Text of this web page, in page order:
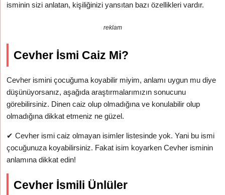
isminin sizi anlatan, kişiliğinizi yansıtan bazı özellikleri vardır.
reklam
Cevher İsmi Caiz Mi?
Cevher ismini çocuğuma koyabilir miyim, anlamı uygun mu diye
düşünüyorsanız, aşağıda araştırmalarımızın sonucunu
görebilirsiniz. Dinen caiz olup olmadığına ve konulabilir olup
olmadığına dikkat etmeniz ne güzel.
✔ Cevher ismi caiz olmayan isimler listesinde yok. Yani bu ismi
çocuğunuza koyabilirsiniz. Fakat isim koyarken Cevher isminin
anlamına dikkat edin!
Cevher İsmili Ünlüler